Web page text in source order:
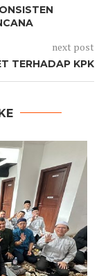
next post
TERHADAP KPK